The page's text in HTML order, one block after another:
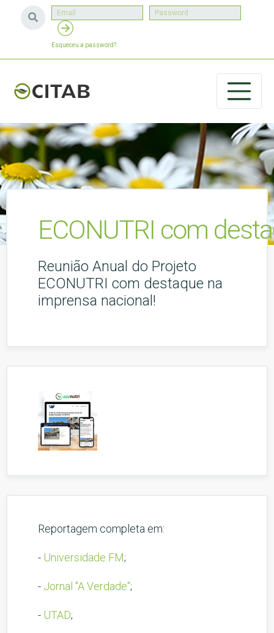
Esqueceu a password?
ECONUTRI com
Reunião Anual do Projeto
ECONUTRI com destaque na
imprensa nacional!
Reportagem completa em:
- Universidade FM;
- Jornal "A Verdade";
- UTAD;